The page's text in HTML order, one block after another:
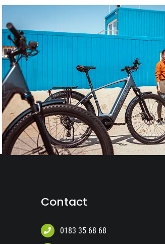
Contact
0183 35 68 68